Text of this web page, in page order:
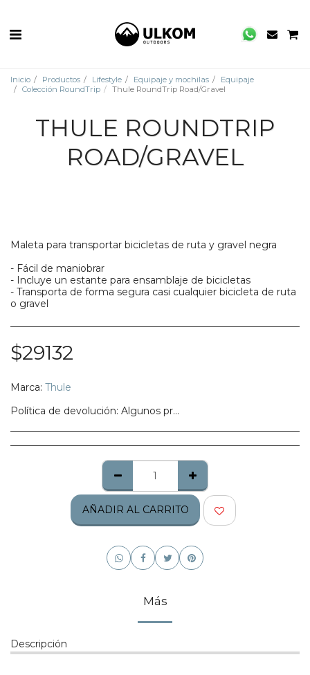
Inicio Productos Lifestyle Equipaje y mochilas
Equipaje
Colección RoundTrip
Thule RoundTrip Road/Gravel
THULE ROUNDTRIP
ROAD/GRAVEL
Maleta para transportar bicicletas de ruta y gravel negra
- Fácil de maniobrar
- Incluye un estante para ensamblaje de bicicletas
- Transporta de forma segura casi cualquier bicicleta de ruta
o gravel
$29132
Marca: Thule
Política de devolución: Algunos productos no califican para ser regresados, te pedimos confirmes bien tu talla, modelo o estilo.
AÑADIR AL CARRITO
Más
Descripción